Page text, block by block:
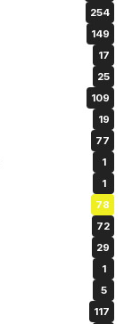
254
149
17
25
109
19
77
1
1
78
72
29
1
5
117